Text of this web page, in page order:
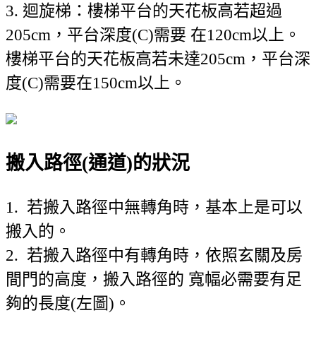
3. 迴旋梯：樓梯平台的天花板高若超過
205cm，平台深度(C)需要 在120cm以上。
樓梯平台的天花板高若未達205cm，平台深
度(C)需要在150cm以上。
搬入路徑(通道)的狀況
1. 若搬入路徑中無轉角時，基本上是可以
搬入的。
2. 若搬入路徑中有轉角時，依照玄關及房
間門的高度，搬入路徑的 寬幅必需要有足
夠的長度(左圖)。